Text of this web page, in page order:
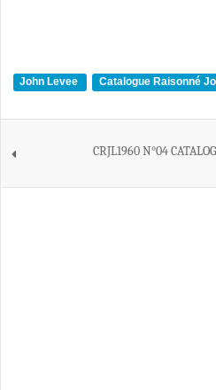
John Levee Catalogue Raisonné
CRJL1960 N°04